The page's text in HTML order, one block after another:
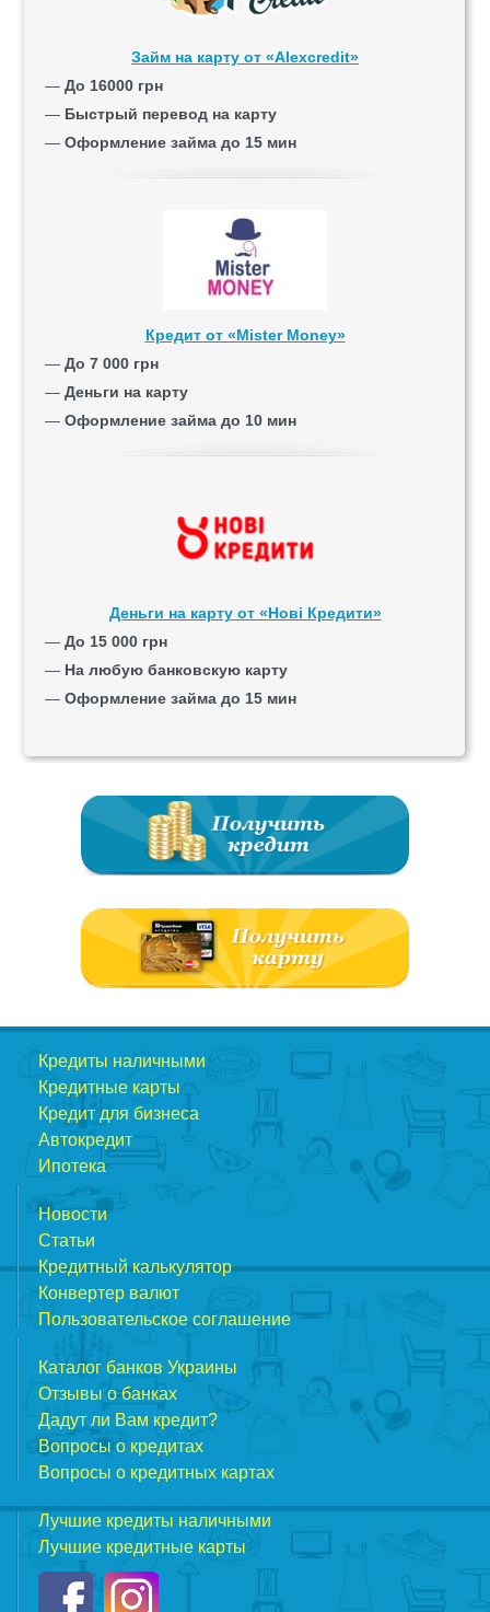
Займ на карту от «Alexcredit»
— До 16000 грн
— Быстрый перевод на карту
— Оформление займа до 15 мин
Кредит от «Mister Money»
— До 7 000 грн
— Деньги на карту
— Оформление займа до 10 мин
Деньги на карту от «Нові Кредити»
— До 15 000 грн
— На любую банковскую карту
— Оформление займа до 15 мин
Кредиты наличными
Кредитные карты
Кредит для бизнеса
Автокредит
Ипотека
Новости
Статьи
Кредитный калькулятор
Конвертер валют
Пользовательское соглашение
Каталог банков Украины
Отзывы о банках
Дадут ли Вам кредит?
Вопросы о кредитах
Вопросы о кредитных картах
Лучшие кредиты наличными
Лучшие кредитные карты